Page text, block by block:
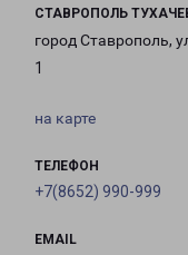
СТАВРОПОЛЬ
город Ставрополь,
1
на карте
ТЕЛЕФОН
+7(8652) 990-999
EMAIL